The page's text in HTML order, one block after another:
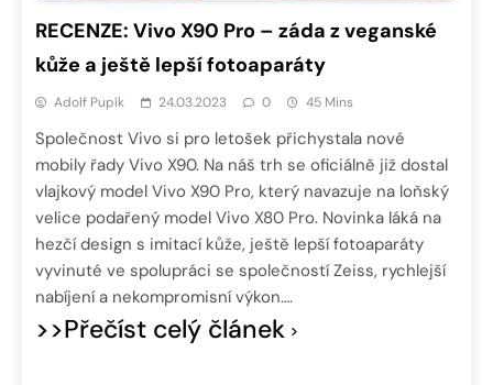
RECENZE: Vivo X90 Pro – záda z veganské
kůže a ještě lepší fotoaparáty
Adolf Pupík 24.03.2023 0 45 Mins
Společnost Vivo si pro letošek přichystala nové
mobily řady Vivo X90. Na náš trh se oficiálně již dostal
vlajkový model Vivo X90 Pro, který navazuje na loňský
velice podařený model Vivo X80 Pro. Novinka láká na
hezčí design s imitací kůže, ještě lepší fotoaparáty
vyvinuté ve spolupráci se společností Zeiss, rychlejší
nabíjení a nekompromisní výkon….
>>Přečíst celý článek